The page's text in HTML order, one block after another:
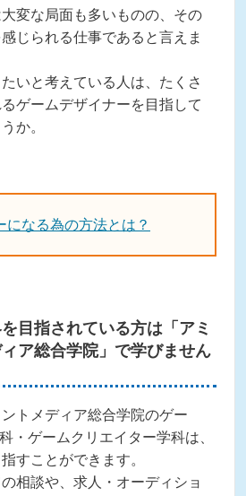
変な局面も多いものの、その
じられる仕事であると言えま
いと考えている人は、たくさ
ゲームデザイナーを目指して
か。
になる為の方法とは？
目指されている方は「アミ
ア総合学院」で学びません
トメディア総合学院のゲー
・ゲームクリエイター学科は、
すことができます。
相談や、求人・オーディショ